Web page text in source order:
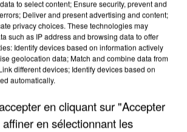
DE LA DZ MAFIA
ALGÉRIE
to select content; Ensure security, prevent and
Deliver and present advertising and content;
privacy choices. These technologies may
such as IP address and browsing data to offer
Identify devices based on information actively
geolocation data; Match and combine data from
different devices; Identify devices based on
automatically.
en cliquant sur "Accepter
en sélectionnant les